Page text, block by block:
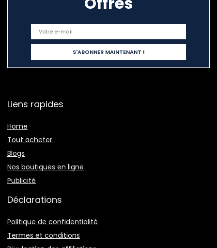
Liens rapides
Home
Tout acheter
Blogs
Nos boutiques en ligne
Publicité
Déclarations
Politique de confidentialité
Termes et conditions